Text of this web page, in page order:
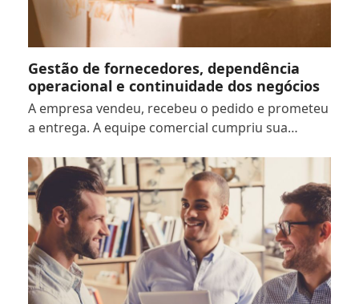
Gestão de fornecedores, dependência
operacional e continuidade dos negócios
A empresa vendeu, recebeu o pedido e prometeu
a entrega. A equipe comercial cumpriu sua…